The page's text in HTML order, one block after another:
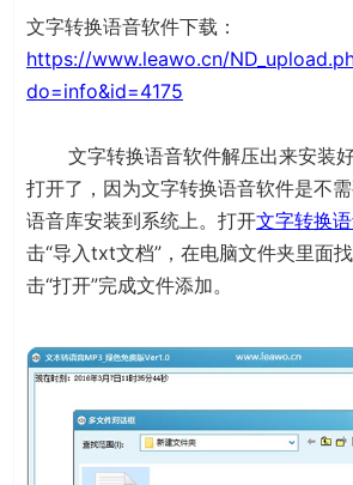
文字转换语音软件下载：
https://www.leawo.cn/
do=info&id=4175
文字转换语音软件解压出来安装好
打开了，因为文字转换语音软件是不
语音库安装到系统上。打开文字转换
击“导入txt文档”，在电脑文件夹里面
击“打开”完成文件添加。